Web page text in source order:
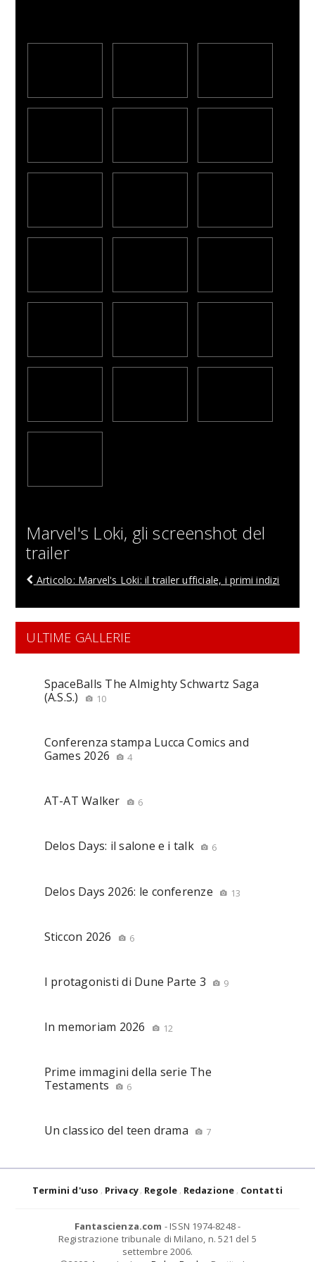
Marvel's Loki, gli screenshot del
trailer
Articolo: Marvel's Loki: il trailer ufficiale, i primi indizi
ULTIME GALLERIE
SpaceBalls The Almighty Schwartz Saga
(A.S.S.)
10
Conferenza stampa Lucca Comics and
Games 2026
4
AT-AT Walker 6
Delos Days: il salone e i talk 6
Delos Days 2026: le conferenze 13
Sticcon 2026 6
I protagonisti di Dune Parte 3 9
In memoriam 2026 12
Prime immagini della serie The
Testaments
6
Un classico del teen drama 7
Termini d'uso Privacy Regole Redazione Contatti
Fantascienza.com - ISSN 1974-8248 -
Registrazione tribunale di Milano, n. 521 del 5
settembre 2006.